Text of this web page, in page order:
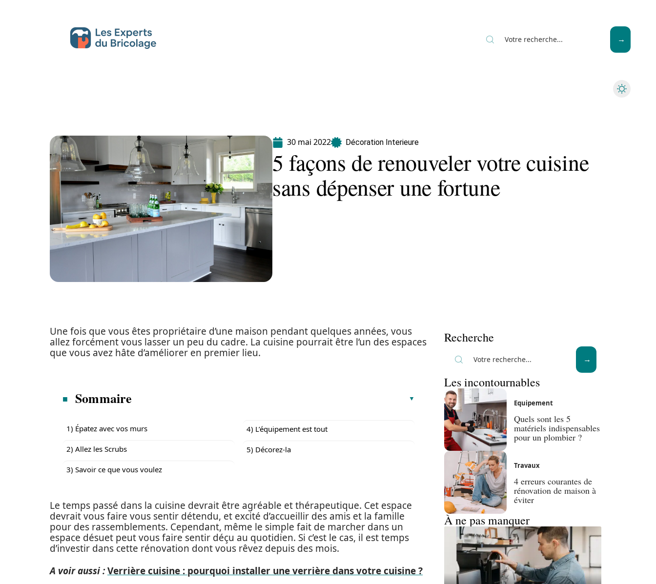
30 mai 2022 Décoration Interieure
5 façons de renouveler votre cuisine
sans dépenser une fortune
Une fois que vous êtes propriétaire d’une maison pendant quelques années, vous
allez forcément vous lasser un peu du cadre. La cuisine pourrait être l’un des espaces
que vous avez hâte d’améliorer en premier lieu.
Sommaire
1) Épatez avec vos murs
2) Allez les Scrubs
3) Savoir ce que vous voulez
4) L’équipement est tout
5) Décorez-la
Le temps passé dans la cuisine devrait être agréable et thérapeutique. Cet espace
devrait vous faire vous sentir détendu, et excité d’accueillir des amis et la famille
pour des rassemblements. Cependant, même le simple fait de marcher dans un
espace désuet peut vous faire sentir déçu au quotidien. Si c’est le cas, il est temps
d’investir dans cette rénovation dont vous rêvez depuis des mois.
A voir aussi :Verrière cuisine : pourquoi installer une verrière dans votre cuisine ?
Recherche
Les incontournables
Equipement
Quels sont les 5
matériels indispensables
pour un plombier ?
Travaux
4 erreurs courantes de
rénovation de maison à
éviter
À ne pas manquer